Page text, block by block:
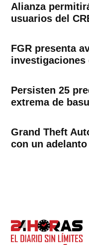
Alianza
usuarios del
FGR presenta
investigaciones
Persisten 25
extrema de
Grand Theft
con un